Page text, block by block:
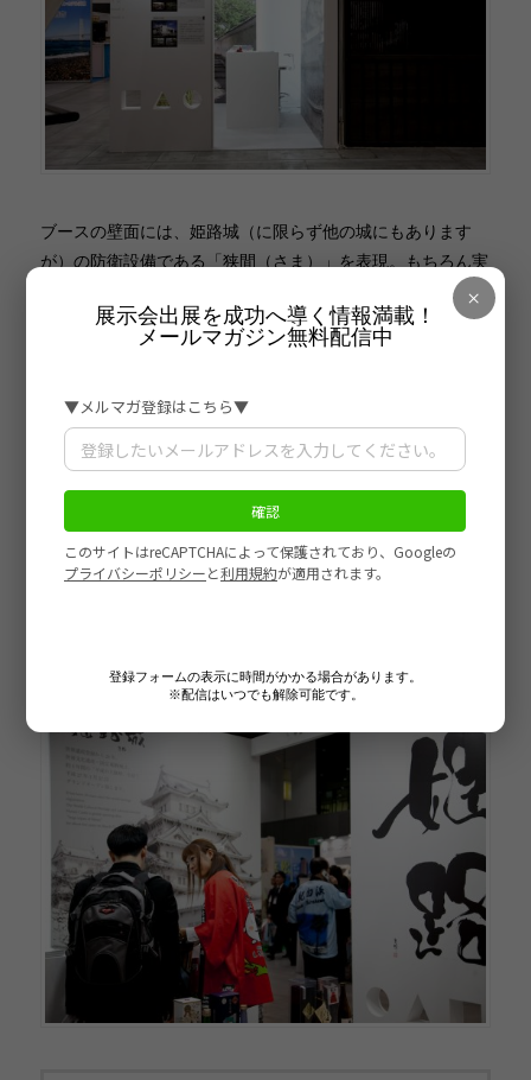
ブースの壁面には、姫路城（に限らず他の城にもあります
が）の防衛設備である「狭間（さま）」を表現。もちろん実
際の狭間は手前が広く、奥が細くなっているものですが、こ
のブースではイメージのみの表現となっています。
×
展示会出展を成功へ導く情報満載！
メールマガジン無料配信中
登録フォームの表示に時間がかかる場合があります。
※配信はいつでも解除可能です。